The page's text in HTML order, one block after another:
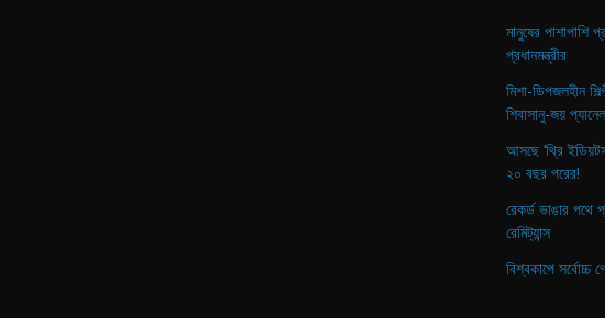
মানুষের পাশাপাশি
প্রধানমন্ত্রীর
মিশা-ডিপজলহীন
শিবাসানু-জয় প্যানেল
আসছে ‘থ্রি
২০ বছর পরের!
রেকর্ড ভাঙার
রেমিট্যান্স
বিশ্বকাপে সর্বোচ্চ